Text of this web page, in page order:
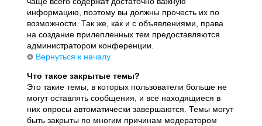
информацию, поэтому вы должны прочесть их по
возможности. Так же, как и с объявлениями, права
на создание прилепленных тем предоставляются
администратором конференции.
Вернуться к началу
Что такое закрытые темы?
Это такие темы, в которых пользователи больше не
могут оставлять сообщения, и все находящиеся в
них опросы автоматически завершаются. Темы могут
быть закрыты по многим причинам модератором